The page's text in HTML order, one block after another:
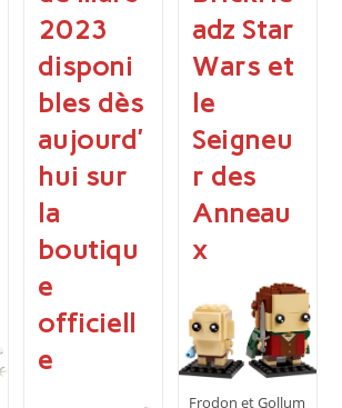
2023
disponi
bles dès
aujourd’
hui sur
la
boutiqu
e
officiell
e
adz Star
Wars et
le
Seigneu
r des
Anneau
x
Frodon et Gollum